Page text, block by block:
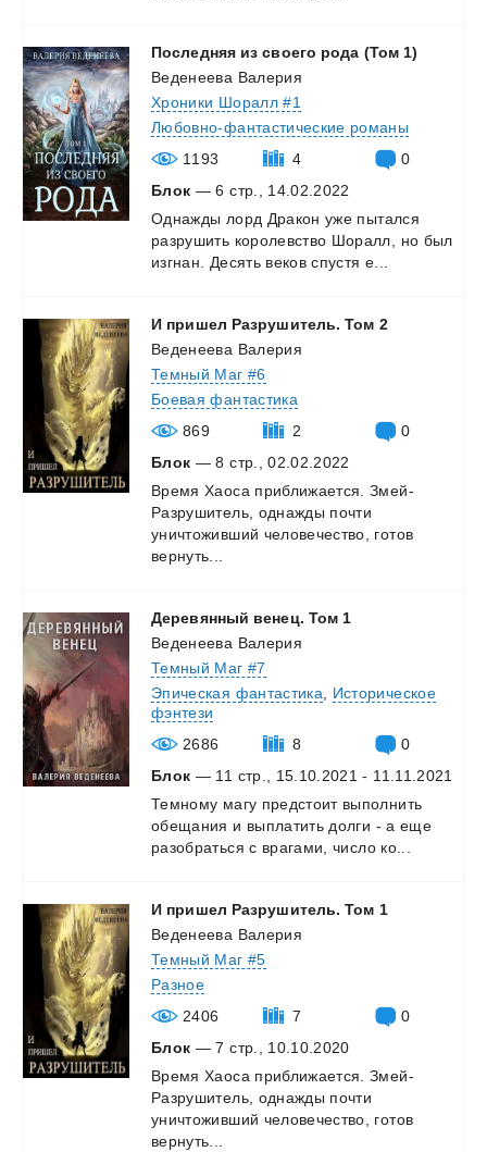
Последняя из своего рода (Том 1)
Веденеева Валерия
Хроники Шоралл #1
Любовно-фантастические романы
1193
4
0
Блок — 6 стр., 14.02.2022
Однажды лорд Дракон уже пытался
разрушить королевство Шоралл, но был
изгнан.
Десять веков спустя е...
И пришел Разрушитель. Том 2
Веденеева Валерия
Темный Маг #6
Боевая фантастика
869
2
0
Блок — 8 стр., 02.02.2022
Время Хаоса приближается. Змей-
Разрушитель, однажды почти
уничтоживший человечество, готов
вернуть...
Деревянный венец. Том 1
Веденеева Валерия
Темный Маг #7
Эпическая фантастика
Историческое
фэнтези
2686
8
0
Блок — 11 стр., 15.10.2021 - 11.11.2021
Темному магу предстоит выполнить
обещания и выплатить долги - а еще
разобраться с врагами, число ко...
И пришел Разрушитель. Том 1
Веденеева Валерия
Темный Маг #5
Разное
2406
7
0
Блок — 7 стр., 10.10.2020
Время Хаоса приближается. Змей-
Разрушитель, однажды почти
уничтоживший человечество, готов
вернуть...